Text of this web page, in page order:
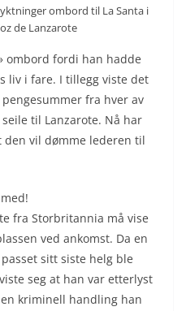
ombord til La Santa i
de Lanzarote
ombord fordi han hadde
liv i fare. I tillegg viste det
fra hver av
til Lanzarote. Nå har
den vil dømme lederen til
fra Storbritannia må vise
ved ankomst. Da en
sitt siste helg ble
seg at han var etterlyst
kriminell handling han